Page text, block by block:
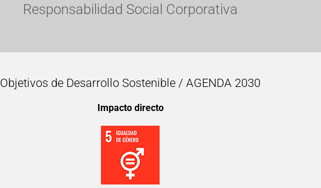
Responsabilidad Social Corporativa
Objetivos de Desarrollo Sostenible / AGENDA 2030
Impacto directo